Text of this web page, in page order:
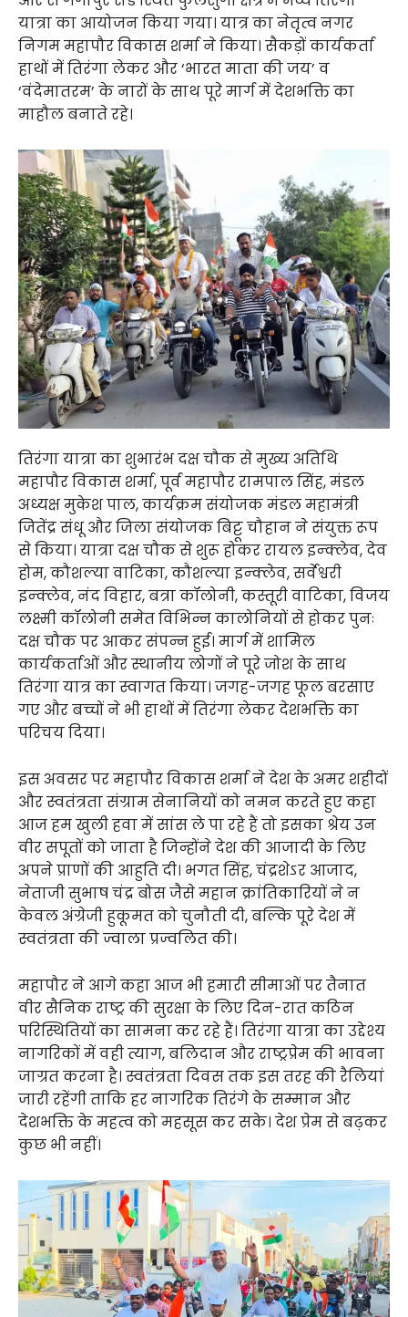
यात्रा का आयोजन किया गया। यात्र का नेतृत्व नगर
निगम महापौर विकास शर्मा ने किया। सैकड़ों कार्यकर्ता
हाथों में तिरंगा लेकर और ‘भारत माता की जय’ व
‘वंदेमातरम’ के नारों के साथ पूरे मार्ग में देशभक्ति का
माहौल बनाते रहे।
तिरंगा यात्रा का शुभारंभ दक्ष चौक से मुख्य अतिथि
महापौर विकास शर्मा, पूर्व महापौर रामपाल सिंह, मंडल
अध्यक्ष मुकेश पाल, कार्यक्रम संयोजक मंडल महामंत्री
जितेंद्र संधू और जिला संयोजक बिट्टू चौहान ने संयुक्त रूप
से किया। यात्रा दक्ष चौक से शुरू होकर रायल इन्क्लेव, देव
होम, कौशल्या वाटिका, कौशल्या इन्क्लेव, सर्वेश्वरी
इन्क्लेव, नंद विहार, बत्रा कॉलोनी, कस्तूरी वाटिका, विजय
लक्ष्मी कॉलोनी समेत विभिन्न कालोनियों से होकर पुनः
दक्ष चौक पर आकर संपन्न हुई। मार्ग में शामिल
कार्यकर्ताओं और स्थानीय लोगों ने पूरे जोश के साथ
तिरंगा यात्र का स्वागत किया। जगह-जगह फूल बरसाए
गए और बच्चों ने भी हाथों में तिरंगा लेकर देशभक्ति का
परिचय दिया।
इस अवसर पर महापौर विकास शर्मा ने देश के अमर शहीदों
और स्वतंत्रता संग्राम सेनानियों को नमन करते हुए कहा
आज हम खुली हवा में सांस ले पा रहे हैं तो इसका श्रेय उन
वीर सपूतों को जाता है जिन्होंने देश की आजादी के लिए
अपने प्राणों की आहुति दी। भगत सिंह, चंद्रशेऽर आजाद,
नेताजी सुभाष चंद्र बोस जैसे महान क्रांतिकारियों ने न
केवल अंग्रेजी हुकूमत को चुनौती दी, बल्कि पूरे देश में
स्वतंत्रता की ज्वाला प्रज्वलित की।
महापौर ने आगे कहा आज भी हमारी सीमाओं पर तैनात
वीर सैनिक राष्ट्र की सुरक्षा के लिए दिन-रात कठिन
परिस्थितियों का सामना कर रहे हैं। तिरंगा यात्रा का उद्देश्य
नागरिकों में वही त्याग, बलिदान और राष्ट्रप्रेम की भावना
जाग्रत करना है। स्वतंत्रता दिवस तक इस तरह की रैलियां
जारी रहेंगी ताकि हर नागरिक तिरंगे के सम्मान और
देशभक्ति के महत्व को महसूस कर सके। देश प्रेम से बढ़कर
कुछ भी नहीं।